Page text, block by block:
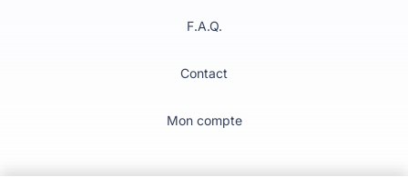
F.A.Q.
Contact
Mon compte